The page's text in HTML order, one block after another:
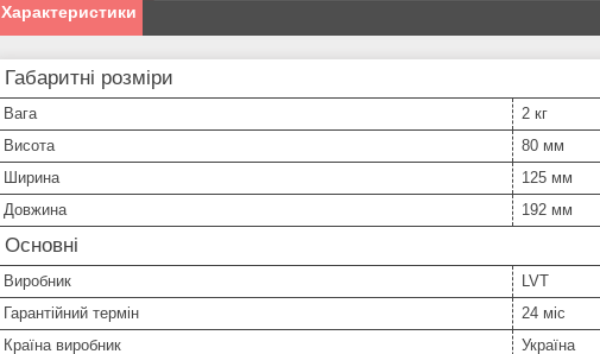
Характеристики
Габаритні розміри
Вага
2 кг
Висота
80 мм
Ширина
125 мм
Довжина
192 мм
Основні
Виробник
LVT
Гарантійний термін
24 міс
Країна виробник
Україна